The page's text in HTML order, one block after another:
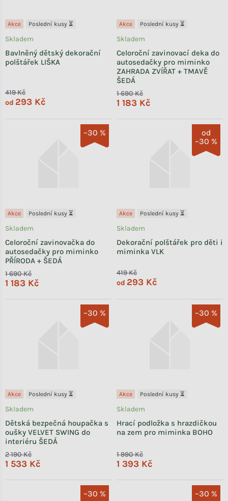
Akce Poslední kusy ⏳
Bavlněný dětský dekorační
polštářek LIŠKA
Skladem
419 Kč
od 293 Kč
Akce Poslední kusy ⏳
Celoroční zavinovací deka do
autosedačky pro miminko
ZAHRADA ZVÍŘAT + TMAVĚ
ŠEDÁ
Skladem
1 690 Kč
1 183 Kč
–30 %
Akce Poslední kusy ⏳
Celoroční zavinovačka do
autosedačky pro miminko
PŘÍRODA + ŠEDÁ
Skladem
1 690 Kč
1 183 Kč
od
–30 %
Akce Poslední kusy ⏳
Dekorační polštářek pro děti i
miminka VLK
Skladem
419 Kč
od 293 Kč
–30 %
Akce Poslední kusy ⏳
Dětská bezpečná houpačka s
oušky VELVET SWING do
interiéru ŠEDÁ
Skladem
2 190 Kč
1 533 Kč
–30 %
Akce Poslední kusy ⏳
Hrací podložka s hrazdičkou
na zem pro miminka BOHO
Skladem
1 990 Kč
1 393 Kč
–30 % –30 %